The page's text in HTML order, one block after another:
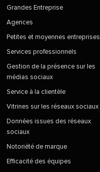
Grandes Entreprise
Agences
Petites et moyennes entreprises
Services professionnels
Gestion de la présence sur les
médias sociaux
Service à la clientèle
Vitrines sur les réseaux sociaux
Données issues des réseaux
sociaux
Notoriété de marque
Efficacité des équipes